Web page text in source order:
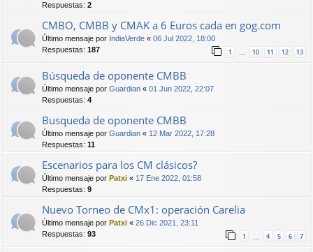
Respuestas: 2
CMBO, CMBB y CMAK a 6 Euros cada en gog.com
Último mensaje por IndiaVerde « 06 Jul 2022, 18:00
Respuestas: 187 1 … 10 11 12 13
Búsqueda de oponente CMBB
Último mensaje por Guardian « 01 Jun 2022, 22:07
Respuestas: 4
Busqueda de oponente CMBB
Último mensaje por Guardian « 12 Mar 2022, 17:28
Respuestas: 11
Escenarios para los CM clásicos?
Último mensaje por Patxi « 17 Ene 2022, 01:58
Respuestas: 9
Nuevo Torneo de CMx1: operación Carelia
Último mensaje por Patxi « 26 Dic 2021, 23:11
Respuestas: 93 1 … 4 5 6 7